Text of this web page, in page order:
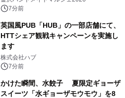
7分前
英国風PUB「HUB」の一部店舗にて、
HTTシェア観戦キャンペーンを実施し
ます
株式会社ハブ
7分前
かけた瞬間、水餃子 夏限定ギョーザ
スイーツ「水ギョーザモウモウ」を8